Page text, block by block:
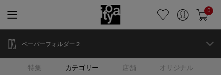
0
特集 カテゴリー 店舗 オリジナル
ペーパーフォルダー２